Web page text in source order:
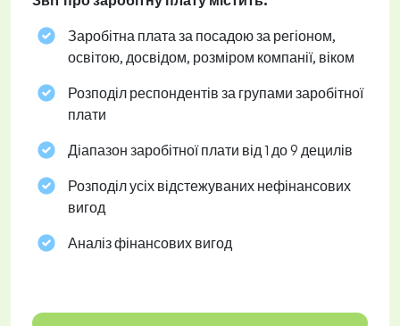
Заробітна плата за посадою за регіоном,
освітою, досвідом, розміром компанії, віком
Розподіл респондентів за групами заробітної
плати
Діапазон заробітної плати від 1 до 9 децилів
Розподіл усіх відстежуваних нефінансових
вигод
Аналіз фінансових вигод